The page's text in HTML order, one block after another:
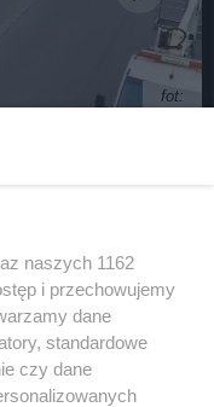
fot:
produkcja
naszych 1162
i przechowujemy
dane
standardowe
czy dane